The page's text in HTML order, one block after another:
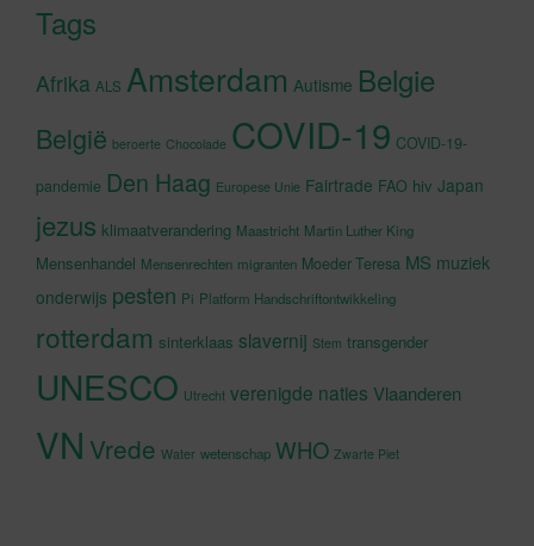
Tags
Afrika ALS Amsterdam Autisme Belgie
België beroerte Chocolade COVID-19 COVID-19-
pandemie Den Haag Europese Unie Fairtrade FAO hiv Japan
jezus klimaatverandering Maastricht Martin Luther King
Mensenhandel Mensenrechten migranten Moeder Teresa MS muziek
onderwijs pesten Pi Platform Handschriftontwikkeling
rotterdam sinterklaas slavernij Stem transgender
UNESCO Utrecht verenigde naties Vlaanderen
VN Vrede Water wetenschap WHO Zwarte Piet